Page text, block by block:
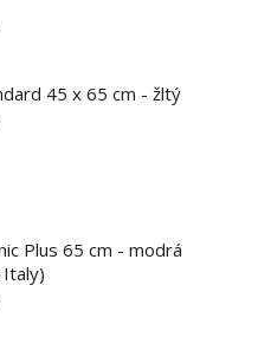
45 x 65 cm - žltý
Plus 65 cm - modrá